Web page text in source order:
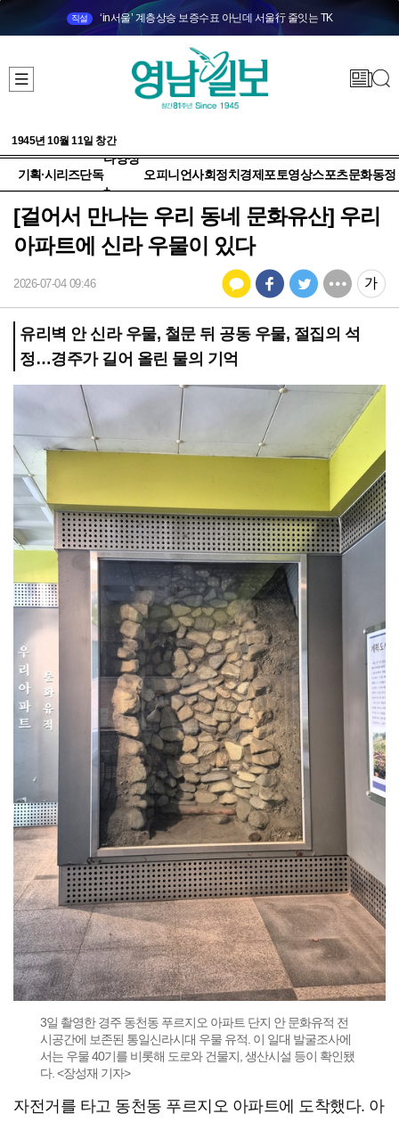
직설 ‘in서울’ 계층상승 보증수표 아닌데 서울行 줄잇는 TK
1945년 10월 11일 창간
기획·시리즈단독
다양성
+
오피니언사회정치 경제 포토영상스포츠문화동정
[걸어서 만나는 우리 동네 문화유산] 우리
아파트에 신라 우물이 있다
2026-07-04 09:46
유리벽 안 신라 우물, 철문 뒤 공동 우물, 절집의 석
정…경주가 길어 올린 물의 기억
3일 촬영한 경주 동천동 푸르지오 아파트 단지 안 문화유적 전
시공간에 보존된 통일신라시대 우물 유적. 이 일대 발굴조사에
서는 우물 40기를 비롯해 도로와 건물지, 생산시설 등이 확인됐
다. <장성재 기자>
자전거를 타고 동천동 푸르지오 아파트에 도착했다. 아